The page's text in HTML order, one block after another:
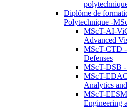
Diplôme de
Polytechnique -
MScT-AI-
Advanced
MScT-CTD -
Defenses
MScT-DSB -
MScT-
Analytics
MScT-
Engineering